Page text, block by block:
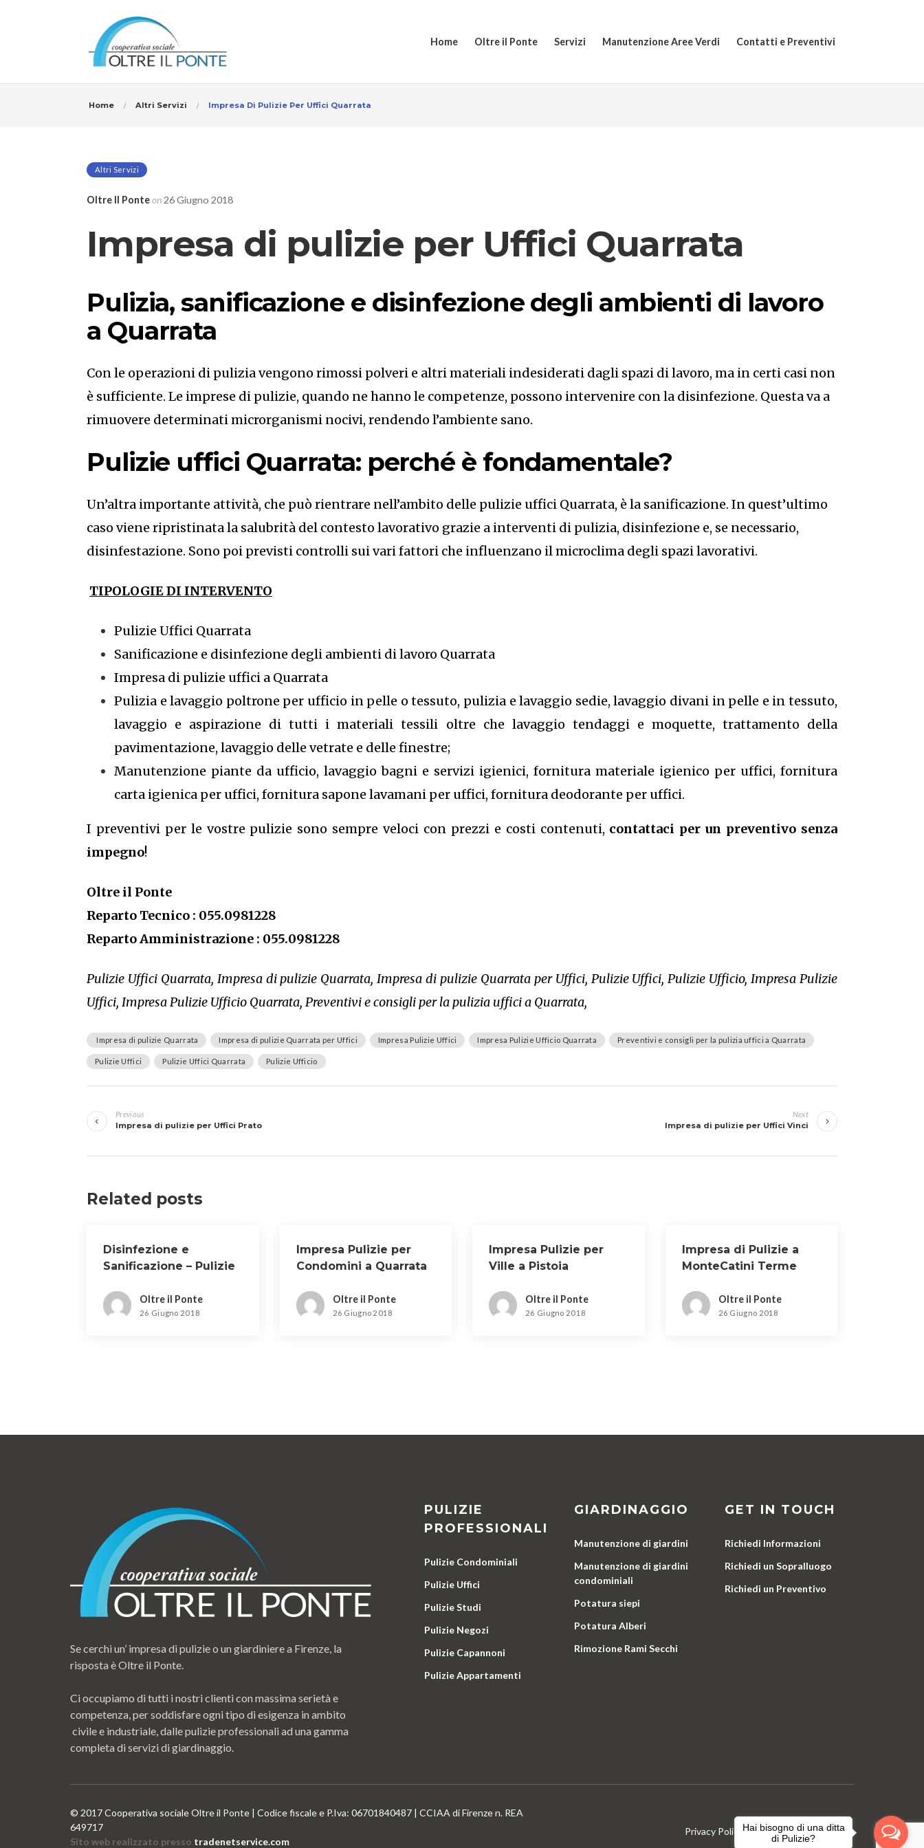
Home Oltre il Ponte Servizi Manutenzione Aree Verdi Contatti e Preventivi
Home Altri Servizi Impresa Di Pulizie Per Uffici Quarrata
Altri Servizi
Oltre Il Ponteon26 Giugno 2018
Impresa di pulizie per Uffici Quarrata
Pulizia, sanificazione e disinfezione degli ambienti di lavoro
a Quarrata
Con le operazioni di pulizia vengono rimossi polveri e altri materiali indesiderati dagli spazi di lavoro, ma in certi casi non
è sufficiente. Le imprese di pulizie, quando ne hanno le competenze, possono intervenire con la disinfezione. Questa va a
rimuovere determinati microrganismi nocivi, rendendo l’ambiente sano.
Pulizie uffici Quarrata: perché è fondamentale?
Un’altra importante attività, che può rientrare nell’ambito delle pulizie uffici Quarrata, è la sanificazione. In quest’ultimo
caso viene ripristinata la salubrità del contesto lavorativo grazie a interventi di pulizia, disinfezione e, se necessario,
disinfestazione. Sono poi previsti controlli sui vari fattori che influenzano il microclima degli spazi lavorativi.
TIPOLOGIE DI INTERVENTO
Pulizie Uffici Quarrata
Sanificazione e disinfezione degli ambienti di lavoro Quarrata
Impresa di pulizie uffici a Quarrata
Pulizia e lavaggio poltrone per ufficio in pelle o tessuto, pulizia e lavaggio sedie, lavaggio divani in pelle e in tessuto,
lavaggio e aspirazione di tutti i materiali tessili oltre che lavaggio tendaggi e moquette, trattamento della
pavimentazione, lavaggio delle vetrate e delle finestre;
Manutenzione piante da ufficio, lavaggio bagni e servizi igienici, fornitura materiale igienico per uffici, fornitura
carta igienica per uffici, fornitura sapone lavamani per uffici, fornitura deodorante per uffici.
I preventivi per le vostre pulizie sono sempre veloci con prezzi e costi contenuti, contattaci per un preventivo senza
impegno!
Oltre il Ponte
Reparto Tecnico : 055.0981228
Reparto Amministrazione : 055.0981228
Pulizie Uffici Quarrata, Impresa di pulizie Quarrata, Impresa di pulizie Quarrata per Uffici, Pulizie Uffici, Pulizie Ufficio, Impresa Pulizie
Uffici, Impresa Pulizie Ufficio Quarrata, Preventivi e consigli per la pulizia uffici a Quarrata,
Impresa di pulizie Quarrata Impresa di pulizie Quarrata per Uffici Impresa Pulizie Uffici Impresa Pulizie Ufficio Quarrata Preventivi e consigli per la pulizia uffici a Quarrata
Pulizie Uffici Pulizie Uffici Quarrata Pulizie Ufficio
articoli
Previous
Impresa di pulizie per Uffici Prato
Next
Impresa di pulizie per Uffici Vinci
Related posts
Disinfezione e
Sanificazione – Pulizie
Oltre il Ponte
26 Giugno 2018
Impresa Pulizie per
Condomini a Quarrata
Oltre il Ponte
26 Giugno 2018
Impresa Pulizie per
Ville a Pistoia
Oltre il Ponte
26 Giugno 2018
Impresa di Pulizie a
MonteCatini Terme
Oltre il Ponte
26 Giugno 2018
Se cerchi un’ impresa di pulizie o un giardiniere a Firenze, la
risposta è Oltre il Ponte.
Ci occupiamo di tutti i nostri clienti con massima serietà e
competenza, per soddisfare ogni tipo di esigenza in ambito
civile e industriale, dalle pulizie professionali ad una gamma
completa di servizi di giardinaggio.
PULIZIE
PROFESSIONALI
Pulizie Condominiali
Pulizie Uffici
Pulizie Studi
Pulizie Negozi
Pulizie Capannoni
Pulizie Appartamenti
GIARDINAGGIO
Manutenzione di giardini
Manutenzione di giardini
condominiali
Potatura siepi
Potatura Alberi
Rimozione Rami Secchi
GET IN TOUCH
Richiedi Informazioni
Richiedi un Sopralluogo
Richiedi un Preventivo
© 2017 Cooperativa sociale Oltre il Ponte | Codice fiscale e P.Iva: 06701840487 | CCIAA di Firenze n. REA
649717
Sito web realizzato presso tradenetservice.com
Privacy Policy Terms & Conditions
Hai bisogno di una ditta
di Pulizie?